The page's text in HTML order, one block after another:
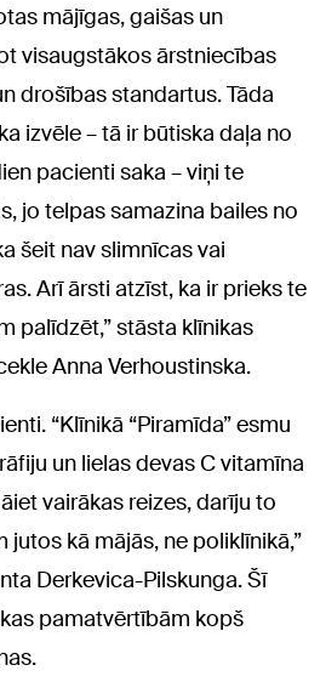
mājīgas, gaišas un
visaugstākos ārstniecības
drošības standartus. Tāda
izvēle – tā ir būtiska daļa no
pacienti saka – viņi te
jo telpas samazina bailes no
šeit nav slimnīcas vai
Arī ārsti atzīst, ka ir prieks te
palīdzēt,” stāsta klīnikas
Anna Verhoustinska.
“Klīnikā “Piramīda” esmu
un lielas devas C vitamīna
vairākas reizes, darīju to
jutos kā mājās, ne poliklīnikā,”
Derkevica-Pilskunga. Šī
pamatvērtībām kopš